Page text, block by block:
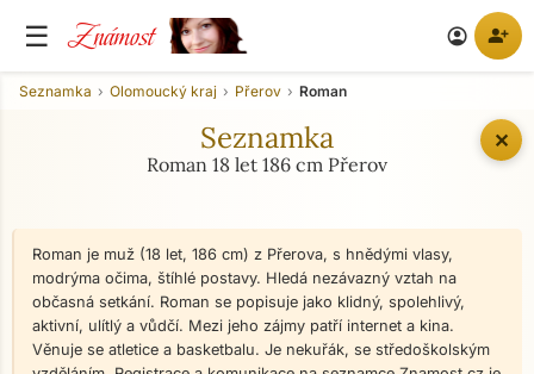
☰ Známost account_circle person_add
✕
Seznamka Olomoucký kraj Přerov Roman
Seznamka
Roman 18 let 186 cm Přerov
Roman je muž (18 let, 186 cm) z Přerova, s hnědými vlasy,
modrýma očima, štíhlé postavy. Hledá nezávazný vztah na
občasná setkání. Roman se popisuje jako klidný, spolehlivý,
aktivní, ulítlý a vůdčí. Mezi jeho zájmy patří internet a kina.
Věnuje se atletice a basketbalu. Je nekuřák, se středoškolským